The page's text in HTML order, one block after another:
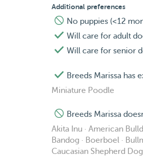
Additional preferences
No puppies (<12
Will care for adult
Will care for senior
Breeds Marissa has
Miniature Poodle
Breeds Marissa
Akita Inu · American
Bandog · Boerboel ·
Caucasian Shepherd